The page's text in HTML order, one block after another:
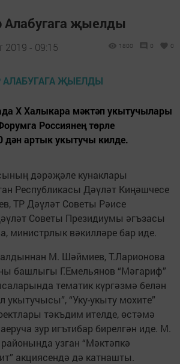
Алабугага җыелды
2019 - 09:15 1800 0 0
X Халыкара мәктәп укытучылары
Россиянең төрле
дән артык укытучы килде.
дәрәҗәле кунаклары
Республикасы Дәүләт Киңәшчесе
ТР Дәүләт Советы Рәисе
Советы Президиумы әгъзасы
министрлык вәкилләре бар иде.
М. Шәймиев, Т.Ларионова
башлыгы Г.Емельянов “Мәгариф”
тематик күргәзмә белән
“Уку-укыту мохите”
тәкъдим ителде, өстәмә
зур игътибар бирелгән иде. М.
узган “Мәктәпкә
акциясендә дә катнашты.